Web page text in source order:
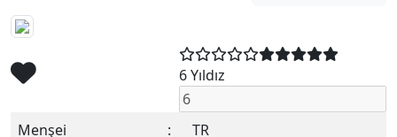
6 Yıldız
Menşei :
TR